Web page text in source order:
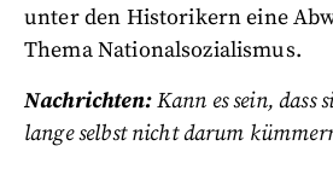
unter den Historikern eine
Thema Nationalsozialismus.
Nachrichten:Kann es sein, dass
lange selbst nicht darum